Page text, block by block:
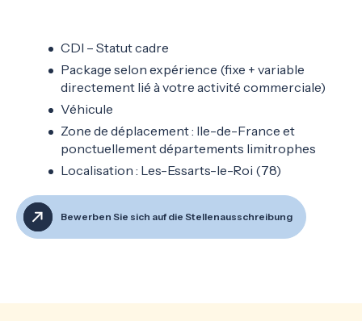
CDI – Statut cadre
Package selon expérience (fixe + variable
directement lié à votre activité commerciale)
Véhicule
Zone de déplacement : Ile-de-France et
ponctuellement départements limitrophes
Localisation : Les-Essarts-le-Roi (78)
Bewerben Sie sich auf die Stellenausschreibung